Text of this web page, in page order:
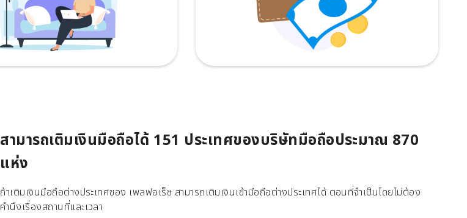
สามารถเติมเงินมือถือได้ 151 ประเทศของบริษัทมือถือประมาณ 870
แห่ง
ถ้าเติมเงินมือถือต่างประเทศของ เพลฟอเร็ซ สามารถเติมเงินเข้ามือถือต่างประเทศได้ ตอนที่จำเป็นโดยไม่ต้อง
คำนึงเรื่องสถานที่และเวลา